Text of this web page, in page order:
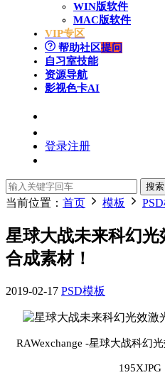
WIN版软件
MAC版软件
VIP专区
帮助社区提问
自习室技能
资源导航
影视色卡AI
登录注册
搜索
当前位置： 首页 模板
星球大战未来科幻光
合成素材！
2019-02-17 PSD模板
RAWexchange -星球大战科幻